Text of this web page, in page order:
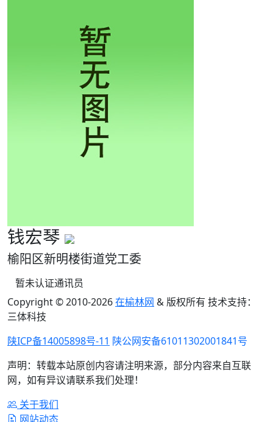
钱宏琴
榆阳区新明楼街道党工委
暂未认证通讯员
Copyright © 2010-2026在榆林网 & 版权所有 技术支持：
三体科技
陕ICP备14005898号-11 陕公网安备61011302001841号
声明：转载本站原创内容请注明来源，部分内容来自互联
网，如有异议请联系我们处理！
关于我们
网站动态